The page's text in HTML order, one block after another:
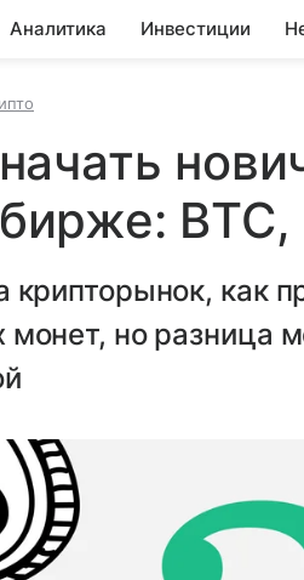
Аналитика Инвестиции
BTC,
крипторынок, как
монет, но разница